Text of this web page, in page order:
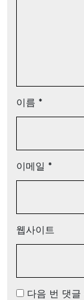
이름 *
이메일 *
웹사이트
다음 번 댓글